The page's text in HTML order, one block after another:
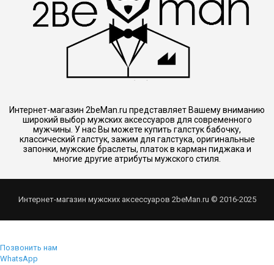
Интернет-магазин 2beMan.ru представляет Вашему вниманию
широкий выбор мужских аксессуаров для современного
мужчины. У нас Вы можете купить галстук бабочку,
классический галстук, зажим для галстука, оригинальные
запонки, мужские браслеты, платок в карман пиджака и
многие другие атрибуты мужского стиля.
Интернет-магазин мужских аксессуаров 2beMan.ru © 2016-2025
Позвонить нам
WhatsApp